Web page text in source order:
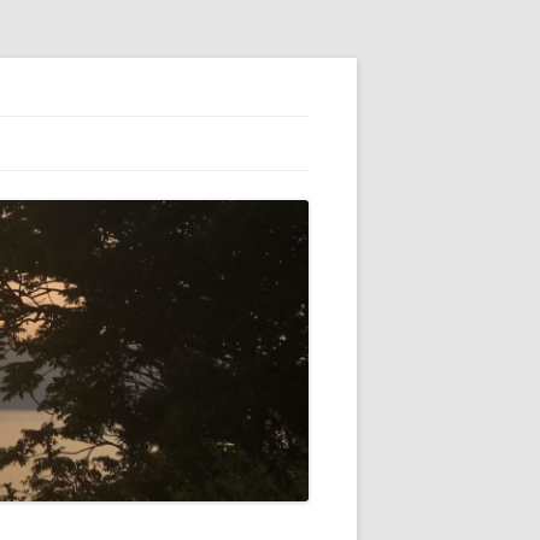
（自分）
ーの横に
を使っ